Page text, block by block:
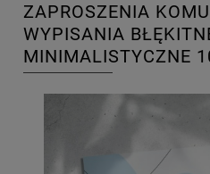
ZAPROSZENIA
WYPISANIA
MINIMALISTYCZNE